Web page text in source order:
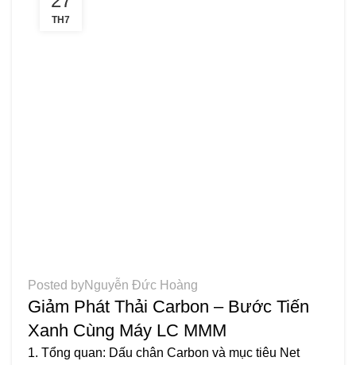
TH7
Posted byNguyễn Đức Hoàng
Giảm Phát Thải Carbon – Bước Tiến
Xanh Cùng Máy LC MMM
1. Tổng quan: Dấu chân Carbon và mục tiêu Net